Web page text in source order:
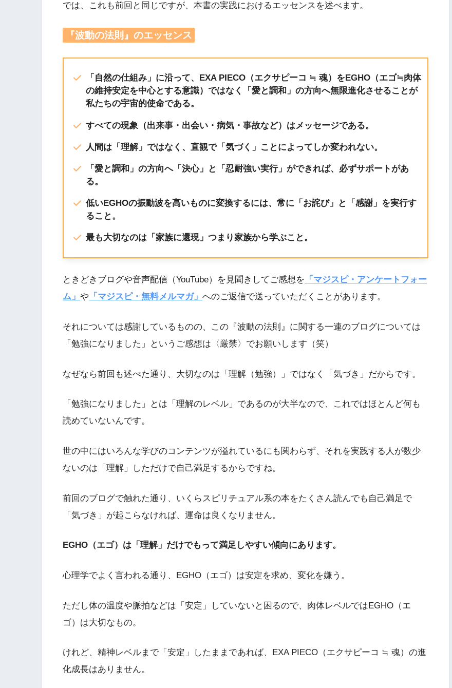
では、これも前回と同じですが、本書の実践におけるエッセンスを述べます。
『波動の法則』のエッセンス
「自然の仕組み」に沿って、EXA PIECO（エクサピーコ ≒ 魂）をEGHO（エゴ≒肉体
の維持安定を中心とする意識）ではなく「愛と調和」の方向へ無限進化させることが
私たちの宇宙的使命である。
すべての現象（出来事・出会い・病気・事故など）はメッセージである。
人間は「理解」ではなく、直観で「気づく」ことによってしか変われない。
「愛と調和」の方向へ「決心」と「 忍耐強い実行」ができれば、必ずサポートがあ
る。
低いEGHOの振動波を高いものに変換するには、常に「お詫び」と「感謝」を実行す
ること。
最も大切なのは「家族に還現」つまり家族から学ぶこと。
ときどきブログや音声配信（YouTube）を見聞きしてご感想を 「マジスピ・アンケートフォー
ム」 や 「マジスピ・無料メルマガ」 へのご返信で送っていただくことがあります。
それについては感謝しているものの、この『波動の法則』に関する一連のブログについては
「勉強になりました」というご感想は〈厳禁〉でお願いします（笑）
なぜなら前回も述べた通り、大切なのは「理解（勉強）」ではなく「気づき」だからです。
「勉強になりました」とは「理解のレベル」であるのが大半なので、これではほとんど何も
読めていないんです。
世の中にはいろんな学びのコンテンツが溢れているにも関わらず、それを実践する人が数少
ないのは「理解」しただけで自己満足するからですね。
前回のブログで触れた通り、いくらスピリチュアル系の本をたくさん読んでも自己満足で
「気づき」が起こらなければ、運命は良くなりません。
EGHO（エゴ）は「理解」だけでもって満足しやすい傾向にあります。
心理学でよく言われる通り、EGHO（エゴ）は安定を求め、変化を嫌う。
ただし体の温度や脈拍などは「安定」していないと困るので、肉体レベルではEGHO（エ
ゴ）は大切なもの。
けれど、精神レベルまで「安定」したままであれば、EXA PIECO（エクサピーコ ≒ 魂）の進
化成長はありません。